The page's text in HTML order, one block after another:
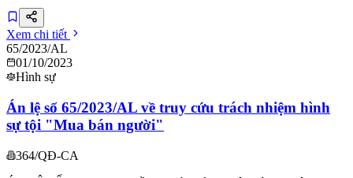
Xem chi tiết
65/2023/AL
01/10/2023
Hình sự
Án lệ số 65/2023/AL về truy cứu trách nhiệm hình
sự tội "Mua bán người"
364/QĐ-CA